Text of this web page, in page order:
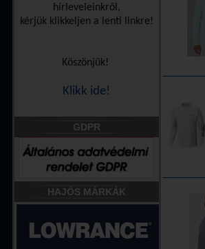
hírleveleinkről,
kérjük klikkeljen a lenti linkre!
Köszönjük!
Klikk ide!
GDPR
HAJÓS MÁRKÁK